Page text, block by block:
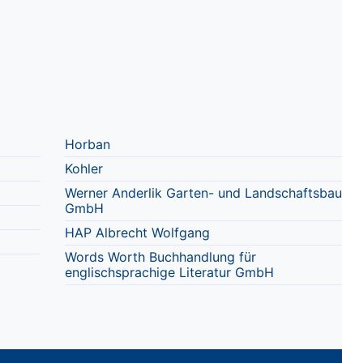
Horban
Kohler
Werner Anderlik Garten- und Landschaftsbau
GmbH
HAP Albrecht Wolfgang
Words Worth Buchhandlung für
englischsprachige Literatur GmbH